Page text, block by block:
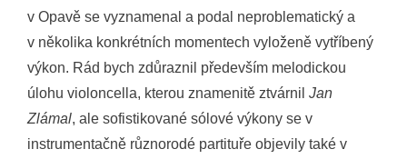
v Opavě se vyznamenal a podal neproblematický a
v několika konkrétních momentech vyloženě vytříbený
výkon. Rád bych zdůraznil především melodickou
úlohu violoncella, kterou znamenitě ztvárnil Jan
Zlámal, ale sofistikované sólové výkony se v
instrumentačně různorodé partituře objevily také v